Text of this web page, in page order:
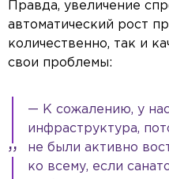
Правда, увеличение
автоматический рост
количественно, так и
свои проблемы:
— К сожалению, у
инфраструктура,
не были активно
ко всему, если